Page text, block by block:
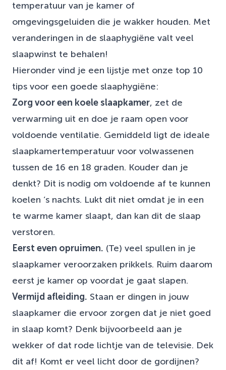
temperatuur van je kamer of
omgevingsgeluiden die je wakker houden. Met
veranderingen in de slaaphygiëne valt veel
slaapwinst te behalen!
Hieronder vind je een lijstje met onze top 10
tips voor een goede slaaphygiëne:
Zorg voor een koele slaapkamer, zet de
verwarming uit en doe je raam open voor
voldoende ventilatie. Gemiddeld ligt de ideale
slaapkamertemperatuur voor volwassenen
tussen de 16 en 18 graden. Kouder dan je
denkt? Dit is nodig om voldoende af te kunnen
koelen ‘s nachts. Lukt dit niet omdat je in een
te warme kamer slaapt, dan kan dit de slaap
verstoren.
Eerst even opruimen. (Te) veel spullen in je
slaapkamer veroorzaken prikkels. Ruim daarom
eerst je kamer op voordat je gaat slapen.
Vermijd afleiding. Staan er dingen in jouw
slaapkamer die ervoor zorgen dat je niet goed
in slaap komt? Denk bijvoorbeeld aan je
wekker of dat rode lichtje van de televisie. Dek
dit af! Komt er veel licht door de gordijnen?